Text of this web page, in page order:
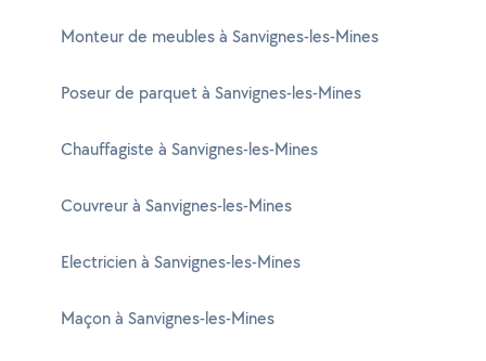
Monteur de meubles à Sanvignes-les-Mines
Poseur de parquet à Sanvignes-les-Mines
Chauffagiste à Sanvignes-les-Mines
Couvreur à Sanvignes-les-Mines
Electricien à Sanvignes-les-Mines
Maçon à Sanvignes-les-Mines